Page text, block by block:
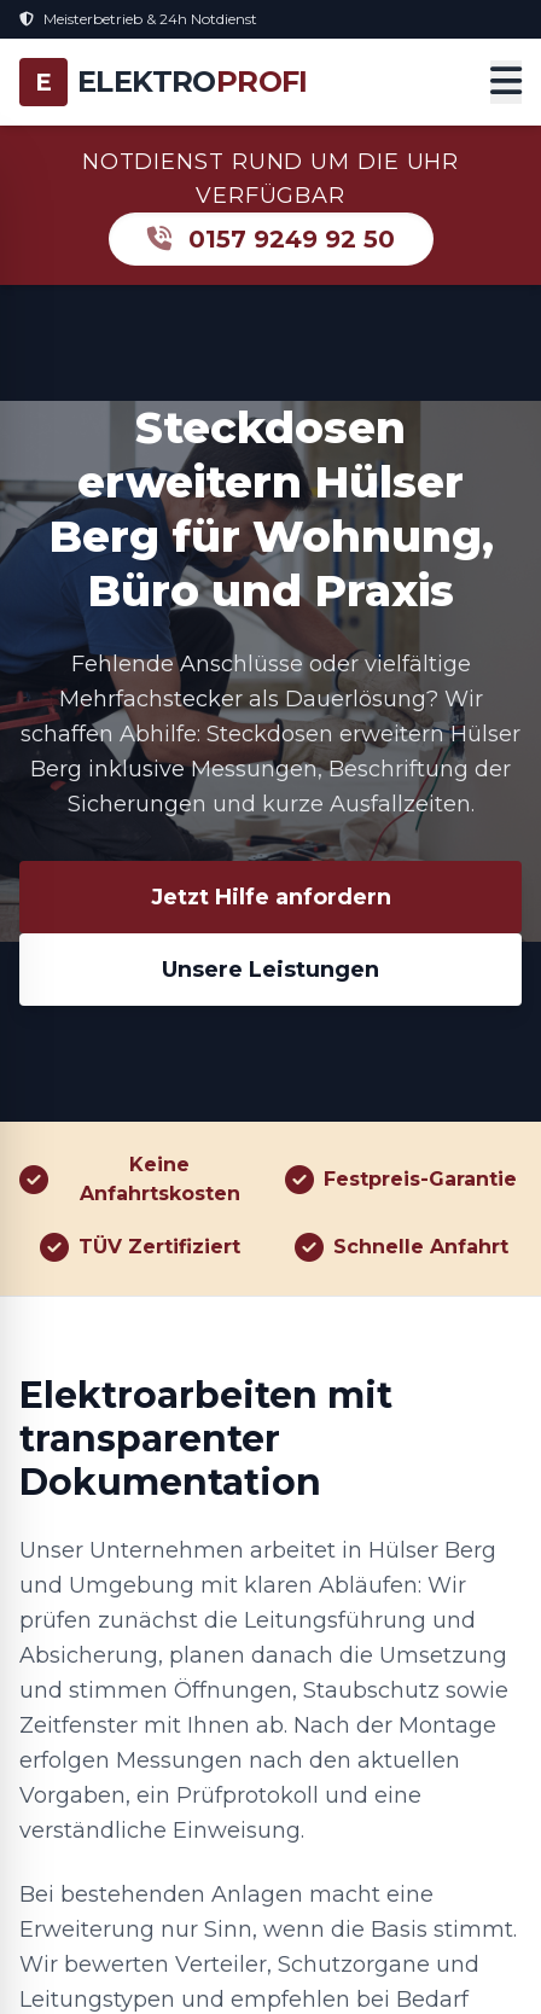
Meisterbetrieb & 24h Notdienst
E ELEKTROPROFI
NOTDIENST RUND UM DIE UHR
VERFÜGBAR
0157 9249 92 50
Steckdosen
erweitern Hülser
Berg für Wohnung,
Büro und Praxis
Fehlende Anschlüsse oder vielfältige
Mehrfachstecker als Dauerlösung? Wir
schaffen Abhilfe: Steckdosen erweitern Hülser
Berg inklusive Messungen, Beschriftung der
Sicherungen und kurze Ausfallzeiten.
Jetzt Hilfe anfordern
Unsere Leistungen
Keine
Anfahrtskosten
Festpreis-Garantie
TÜV Zertifiziert Schnelle Anfahrt
Elektroarbeiten mit
transparenter
Dokumentation
Unser Unternehmen arbeitet in Hülser Berg
und Umgebung mit klaren Abläufen: Wir
prüfen zunächst die Leitungsführung und
Absicherung, planen danach die Umsetzung
und stimmen Öffnungen, Staubschutz sowie
Zeitfenster mit Ihnen ab. Nach der Montage
erfolgen Messungen nach den aktuellen
Vorgaben, ein Prüfprotokoll und eine
verständliche Einweisung.
Bei bestehenden Anlagen macht eine
Erweiterung nur Sinn, wenn die Basis stimmt.
Wir bewerten Verteiler, Schutzorgane und
Leitungstypen und empfehlen bei Bedarf